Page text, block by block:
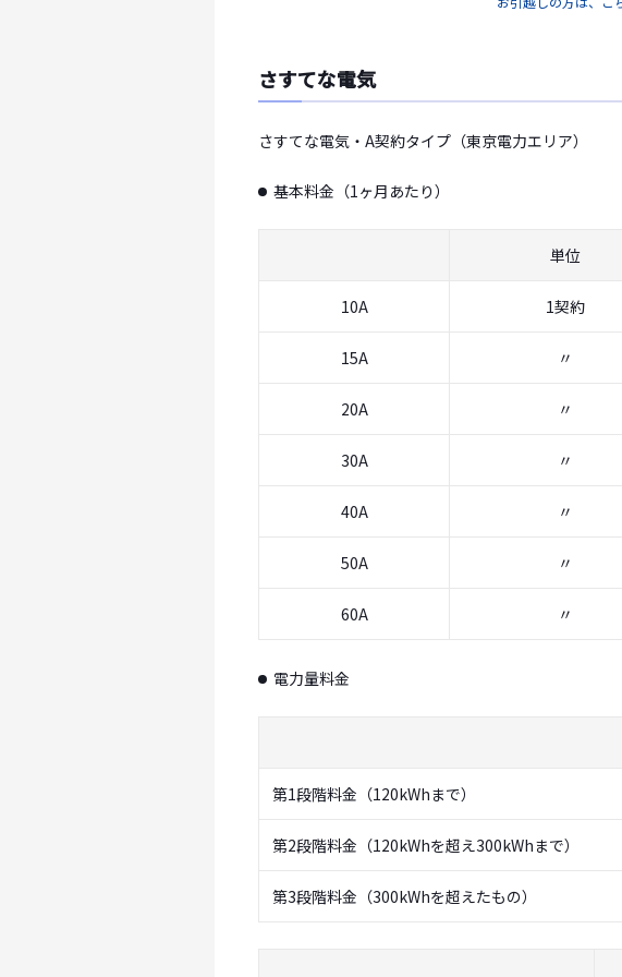
さすてな電気
さすてな電気・A契約タイプ（東京電力エリア）
基本料金（1ヶ月あたり）
単位
10A 1契約
15A 〃
20A 〃
30A 〃
40A 〃
50A 〃
60A 〃
電力量料金
第1段階料金（120kWhまで）
第2段階料金（120kWhを超え300kWhまで）
第3段階料金（300kWhを超えたもの）